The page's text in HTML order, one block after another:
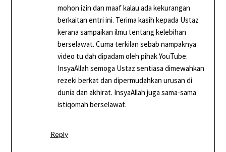
mohon izin dan maaf kalau ada kekurangan
berkaitan entri ini. Terima kasih kepada Ustaz
kerana sampaikan ilmu tentang kelebihan
berselawat. Cuma terkilan sebab nampaknya
video tu dah dipadam oleh pihak YouTube.
InsyaAllah semoga Ustaz sentiasa dimewahkan
rezeki berkat dan dipermudahkan urusan di
dunia dan akhirat. InsyaAllah juga sama-sama
istiqomah berselawat.
Reply